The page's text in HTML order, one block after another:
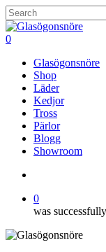
Skip
to
main
Close
Search
search
0
Glasögonsnöre
Shop
Läder
Kedjor
Tross
Pärlor
Blogg
Showroom
0
was